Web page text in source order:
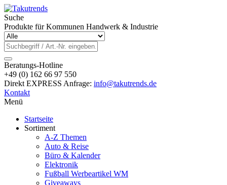
Suche
Produkte für Kommunen Handwerk & Industrie
Beratungs-Hotline
+49 (0) 162 66 97 550
Direkt EXPRESS Anfrage: info@takutrends.de
Kontakt
Menü
Startseite
Sortiment
A-Z Themen
Auto & Reise
Büro & Kalender
Elektronik
Fußball Werbeartikel WM
Giveaways